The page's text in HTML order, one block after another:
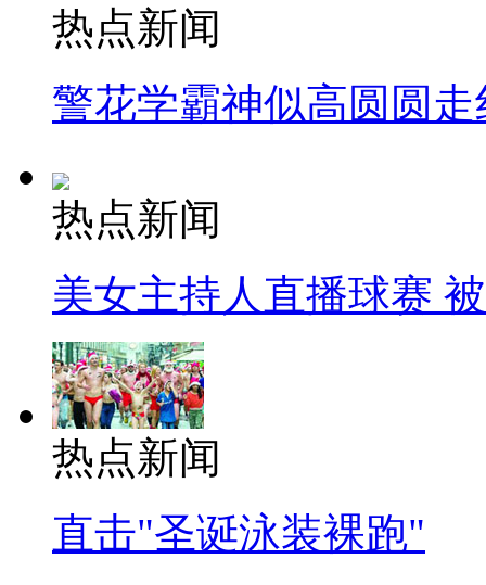
热点新闻
警花学霸神似高圆圆走
热点新闻
美女主持人直播球赛
热点新闻
直击"圣诞泳装裸跑"